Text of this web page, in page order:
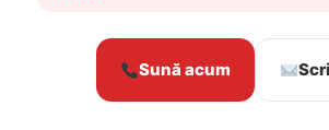
Sună acum